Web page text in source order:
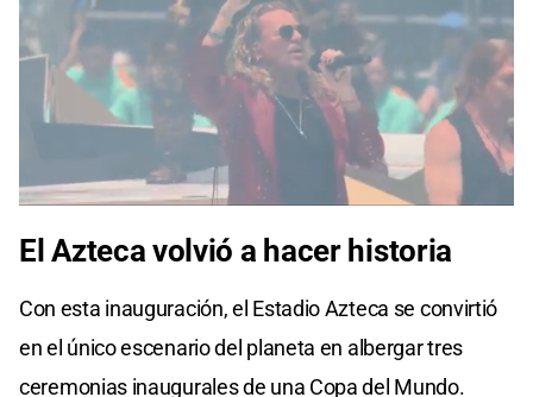
El Azteca volvió a hacer historia
Con esta inauguración, el Estadio Azteca se convirtió
en el único escenario del planeta en albergar tres
ceremonias inaugurales de una Copa del Mundo.